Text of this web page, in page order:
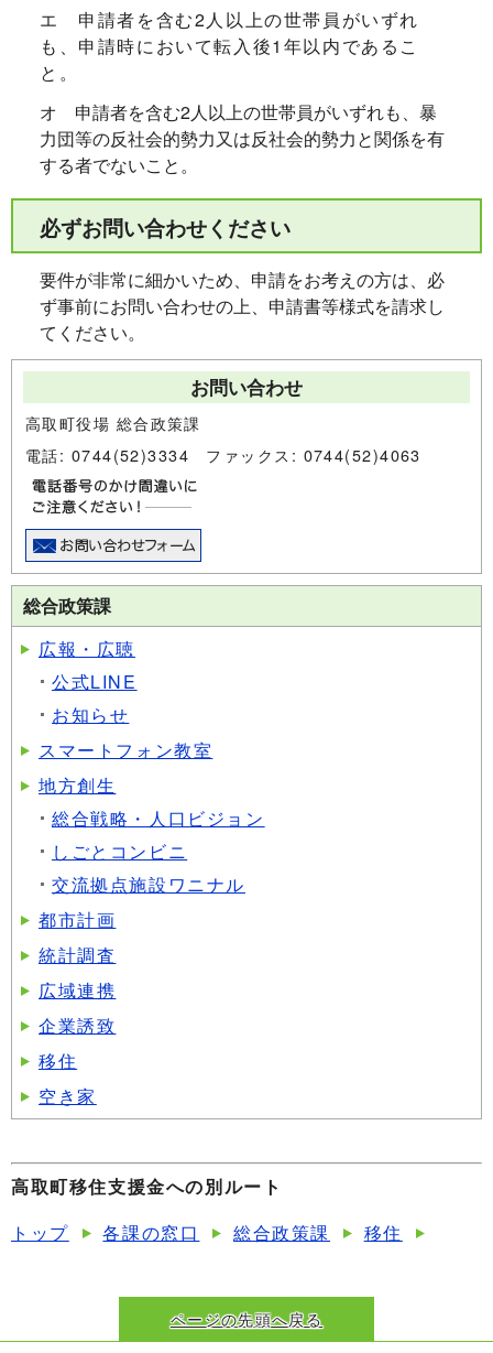
エ 申請者を含む2人以上の世帯員がいずれ
も、申請時において転入後1年以内であるこ
と。
オ 申請者を含む2人以上の世帯員がいずれも、暴
力団等の反社会的勢力又は反社会的勢力と関係を有
する者でないこと。
必ずお問い合わせください
要件が非常に細かいため、申請をお考えの方は、必
ず事前にお問い合わせの上、申請書等様式を請求し
てください。
お問い合わせ
高取町役場 総合政策課
電話: 0744(52)3334 ファックス: 0744(52)4063
総合政策課
広報・広聴
公式LINE
お知らせ
スマートフォン教室
地方創生
総合戦略・人口ビジョン
しごとコンビニ
交流拠点施設ワニナル
都市計画
統計調査
広域連携
企業誘致
移住
空き家
高取町移住支援金への別ルート
トップ
各課の窓口 総合政策課 移住
ページの先頭へ戻る